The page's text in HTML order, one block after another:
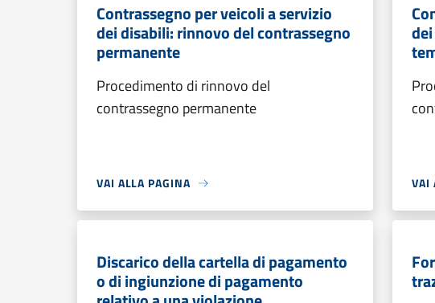
Contrassegno per veicoli a servizio
dei disabili: rinnovo del contrassegno
permanente
Procedimento di rinnovo del
contrassegno permanente
VAI ALLA PAGINA VAI
Discarico della cartella di pagamento
o di ingiunzione di pagamento